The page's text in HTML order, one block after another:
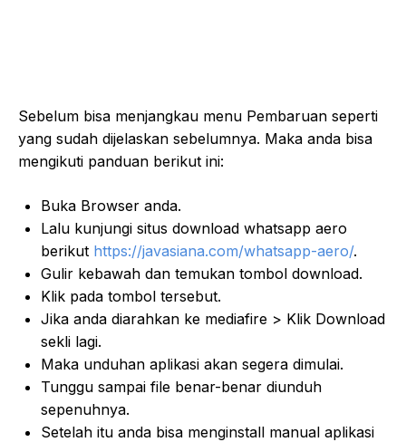
Sebelum bisa menjangkau menu Pembaruan seperti
yang sudah dijelaskan sebelumnya. Maka anda bisa
mengikuti panduan berikut ini:
Buka Browser anda.
Lalu kunjungi situs download whatsapp aero
berikut https://javasiana.com/whatsapp-aero/.
Gulir kebawah dan temukan tombol download.
Klik pada tombol tersebut.
Jika anda diarahkan ke mediafire > Klik Download
sekli lagi.
Maka unduhan aplikasi akan segera dimulai.
Tunggu sampai file benar-benar diunduh
sepenuhnya.
Setelah itu anda bisa menginstall manual aplikasi